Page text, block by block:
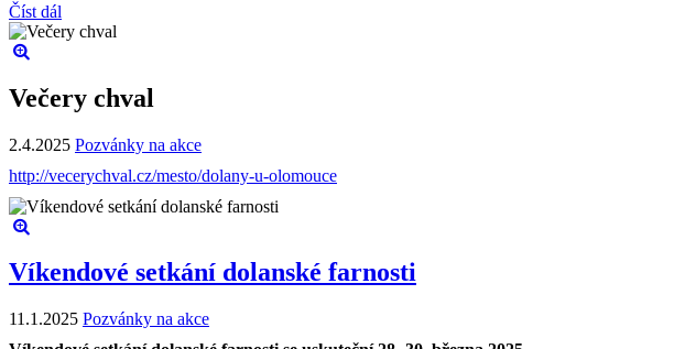
Číst dál
Večery chval
2.4.2025 Pozvánky na akce
http://vecerychval.cz/mesto/dolany-u-olomouce
Víkendové setkání dolanské farnosti
11.1.2025 Pozvánky na akce